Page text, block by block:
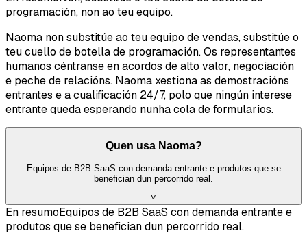
programación, non ao teu equipo.
Naoma non substitúe ao teu equipo de vendas, substitúe o
teu cuello de botella de programación. Os representantes
humanos céntranse en acordos de alto valor, negociación
e peche de relacións. Naoma xestiona as demostracións
entrantes e a cualificación 24/7, polo que ningún interese
entrante queda esperando nunha cola de formularios.
Quen usa Naoma?
Equipos de B2B SaaS con demanda entrante e produtos que se
benefician dun percorrido real.
˅
En resumoEquipos de B2B SaaS con demanda entrante e
produtos que se benefician dun percorrido real.